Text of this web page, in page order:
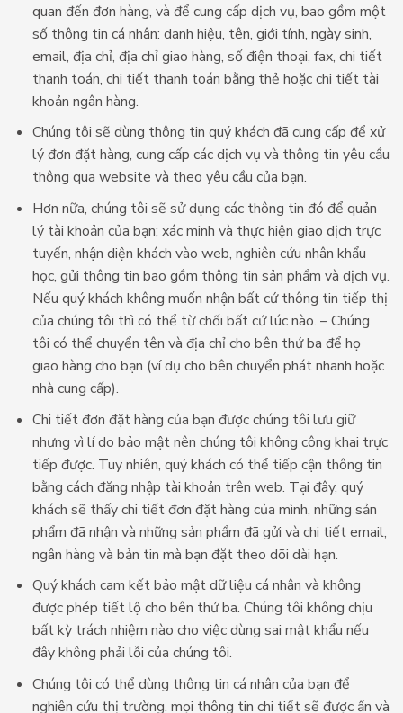
quan đến đơn hàng, và để cung cấp dịch vụ, bao gồm một
số thông tin cá nhân: danh hiệu, tên, giới tính, ngày sinh,
email, địa chỉ, địa chỉ giao hàng, số điện thoại, fax, chi tiết
thanh toán, chi tiết thanh toán bằng thẻ hoặc chi tiết tài
khoản ngân hàng.
Chúng tôi sẽ dùng thông tin quý khách đã cung cấp để xử
lý đơn đặt hàng, cung cấp các dịch vụ và thông tin yêu cầu
thông qua website và theo yêu cầu của bạn.
Hơn nữa, chúng tôi sẽ sử dụng các thông tin đó để quản
lý tài khoản của bạn; xác minh và thực hiện giao dịch trực
tuyến, nhận diện khách vào web, nghiên cứu nhân khẩu
học, gửi thông tin bao gồm thông tin sản phẩm và dịch vụ.
Nếu quý khách không muốn nhận bất cứ thông tin tiếp thị
của chúng tôi thì có thể từ chối bất cứ lúc nào. – Chúng
tôi có thể chuyển tên và địa chỉ cho bên thứ ba để họ
giao hàng cho bạn (ví dụ cho bên chuyển phát nhanh hoặc
nhà cung cấp).
Chi tiết đơn đặt hàng của bạn được chúng tôi lưu giữ
nhưng vì lí do bảo mật nên chúng tôi không công khai trực
tiếp được. Tuy nhiên, quý khách có thể tiếp cận thông tin
bằng cách đăng nhập tài khoản trên web. Tại đây, quý
khách sẽ thấy chi tiết đơn đặt hàng của mình, những sản
phẩm đã nhận và những sản phẩm đã gửi và chi tiết email,
ngân hàng và bản tin mà bạn đặt theo dõi dài hạn.
Quý khách cam kết bảo mật dữ liệu cá nhân và không
được phép tiết lộ cho bên thứ ba. Chúng tôi không chịu
bất kỳ trách nhiệm nào cho việc dùng sai mật khẩu nếu
đây không phải lỗi của chúng tôi.
Chúng tôi có thể dùng thông tin cá nhân của bạn để
nghiên cứu thị trường. mọi thông tin chi tiết sẽ được ẩn và